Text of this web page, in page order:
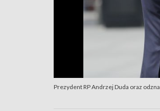
Prezydent RP Andrzej Duda oraz